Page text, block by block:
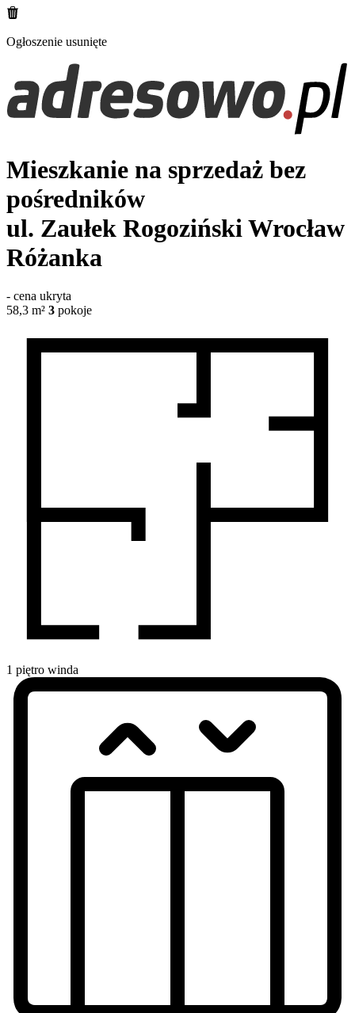
Ogłoszenie usunięte
Mieszkanie na sprzedaż bez
pośredników
ul. Zaułek Rogoziński Wrocław
Różanka
- cena ukryta
58,3 m² 3 pokoje
1 piętro winda